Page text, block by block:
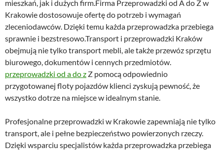
mieszkań, jak i dużych firm.Firma Przeprowadzki od A do Z w
Krakowie dostosowuje ofertę do potrzeb i wymagań
zleceniodawców. Dzięki temu każda przeprowadzka przebiega
sprawnie i bezstresowo.Transport i przeprowadzki Kraków
obejmują nie tylko transport mebli, ale także przewóz sprzętu
biurowego, dokumentów i cennych przedmiotów.
przeprowadzki od a do z Z pomocą odpowiednio
przygotowanej floty pojazdów klienci zyskują pewność, że
wszystko dotrze na miejsce w idealnym stanie.
Profesjonalne przeprowadzki w Krakowie zapewniają nie tylko
transport, ale i pełne bezpieczeństwo powierzonych rzeczy.
Dzięki wsparciu specjalistów każda przeprowadzka przebiega